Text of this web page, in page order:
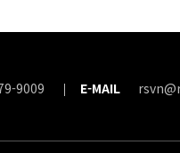
9009 E-MAIL